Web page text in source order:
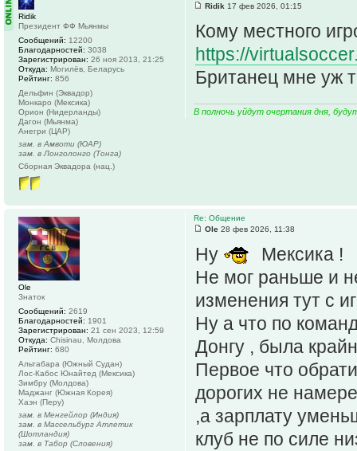
Ridik 17 фев 2026, 01:15
Кому местного
https://
Британец мне уж
В полночь уйдут очертания дня,
Ridik
Президент ФФ Мьянмы
Сообщений: 12200
Благодарностей: 3038
Зарегистрирован: 26 ноя 2013, 21:25
Откуда: Могилёв, Беларусь
Рейтинг: 856
Дельфин (Эквадор)
Монкаро (Мексика)
Орион (Нидерланды)
Дагон (Мьянма)
Анегри (ЦАР)
зам. в Амвоти (ЮАР)
зам. в Лонголонго (Тонга)
Сборная Эквадора (нац.)
Re: Общение
Ole 28 фев 2026, 11:38
Ну
Мексика !
Не мог раньше и
изменения тут с
Ну а что по
Донгу , была
Первое что
дорогих не
,а зарплату
клуб не по силе
Ole
Знаток
Сообщений: 2619
Благодарностей: 1901
Зарегистрирован: 21 сен 2023, 12:59
Откуда: Chisinau, Молдова
Рейтинг: 680
Альтабара (Южный Судан)
Лос-Кабос Юнайтед (Мексика)
Зимбру (Молдова)
Маджанг (Южная Корея)
Хаэн (Перу)
зам. в Менгейлор (Индия)
зам. в Массельбург Атлетик
(Шотландия)
зам. в Табор (Словения)